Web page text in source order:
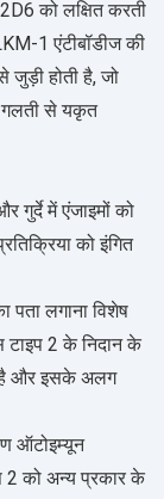
को लक्षित करती
1 एंटीबॉडीज की
जुड़ी होती है, जो
गलती से यकृत
गुर्दे में एंजाइमों को
को इंगित
पता लगाना विशेष
टाइप 2 के निदान के
है और इसके अलग
ऑटोइम्यून
2 को अन्य प्रकार के